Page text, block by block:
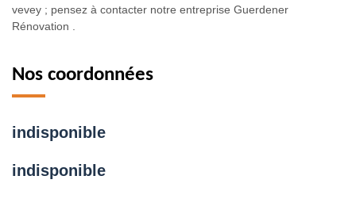
vevey ; pensez à contacter notre entreprise Guerdener
Rénovation .
Nos coordonnées
indisponible
indisponible